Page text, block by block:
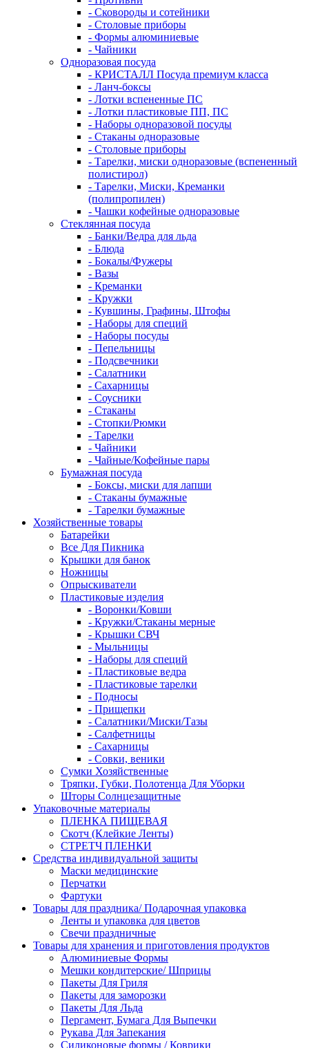
- Сковороды и сотейники
- Столовые приборы
- Формы алюминиевые
- Чайники
Одноразовая посуда
- КРИСТАЛЛ Посуда премиум класса
- Ланч-боксы
- Лотки вспененные ПС
- Лотки пластиковые ПП, ПС
- Наборы одноразовой посуды
- Стаканы одноразовые
- Столовые приборы
- Тарелки, миски одноразовые (вспененный
полистирол)
- Тарелки, Миски, Креманки
(полипропилен)
- Чашки кофейные одноразовые
Стеклянная посуда
- Банки/Ведра для льда
- Блюда
- Бокалы/Фужеры
- Вазы
- Креманки
- Кружки
- Кувшины, Графины, Штофы
- Наборы для специй
- Наборы посуды
- Пепельницы
- Подсвечники
- Салатники
- Сахарницы
- Соусники
- Стаканы
- Стопки/Рюмки
- Тарелки
- Чайники
- Чайные/Кофейные пары
Бумажная посуда
- Боксы, миски для лапши
- Стаканы бумажные
- Тарелки бумажные
Хозяйственные товары
Батарейки
Все Для Пикника
Крышки для банок
Ножницы
Опрыскиватели
Пластиковые изделия
- Воронки/Ковши
- Кружки/Стаканы мерные
- Крышки СВЧ
- Мыльницы
- Наборы для специй
- Пластиковые ведра
- Пластиковые тарелки
- Подносы
- Прищепки
- Салатники/Миски/Тазы
- Салфетницы
- Сахарницы
- Совки, веники
Сумки Хозяйственные
Тряпки, Губки, Полотенца Для Уборки
Шторы Солнцезащитные
Упаковочные материалы
ПЛЕНКА ПИЩЕВАЯ
Скотч (Клейкие Ленты)
СТРЕТЧ ПЛЕНКИ
Средства индивидуальной защиты
Маски медицинские
Перчатки
Фартуки
Товары для праздника/ Подарочная упаковка
Ленты и упаковка для цветов
Свечи праздничные
Товары для хранения и приготовления продуктов
Алюминиевые Формы
Мешки кондитерские/ Шприцы
Пакеты Для Гриля
Пакеты для заморозки
Пакеты Для Льда
Пергамент, Бумага Для Выпечки
Рукава Для Запекания
Силиконовые формы / Коврики